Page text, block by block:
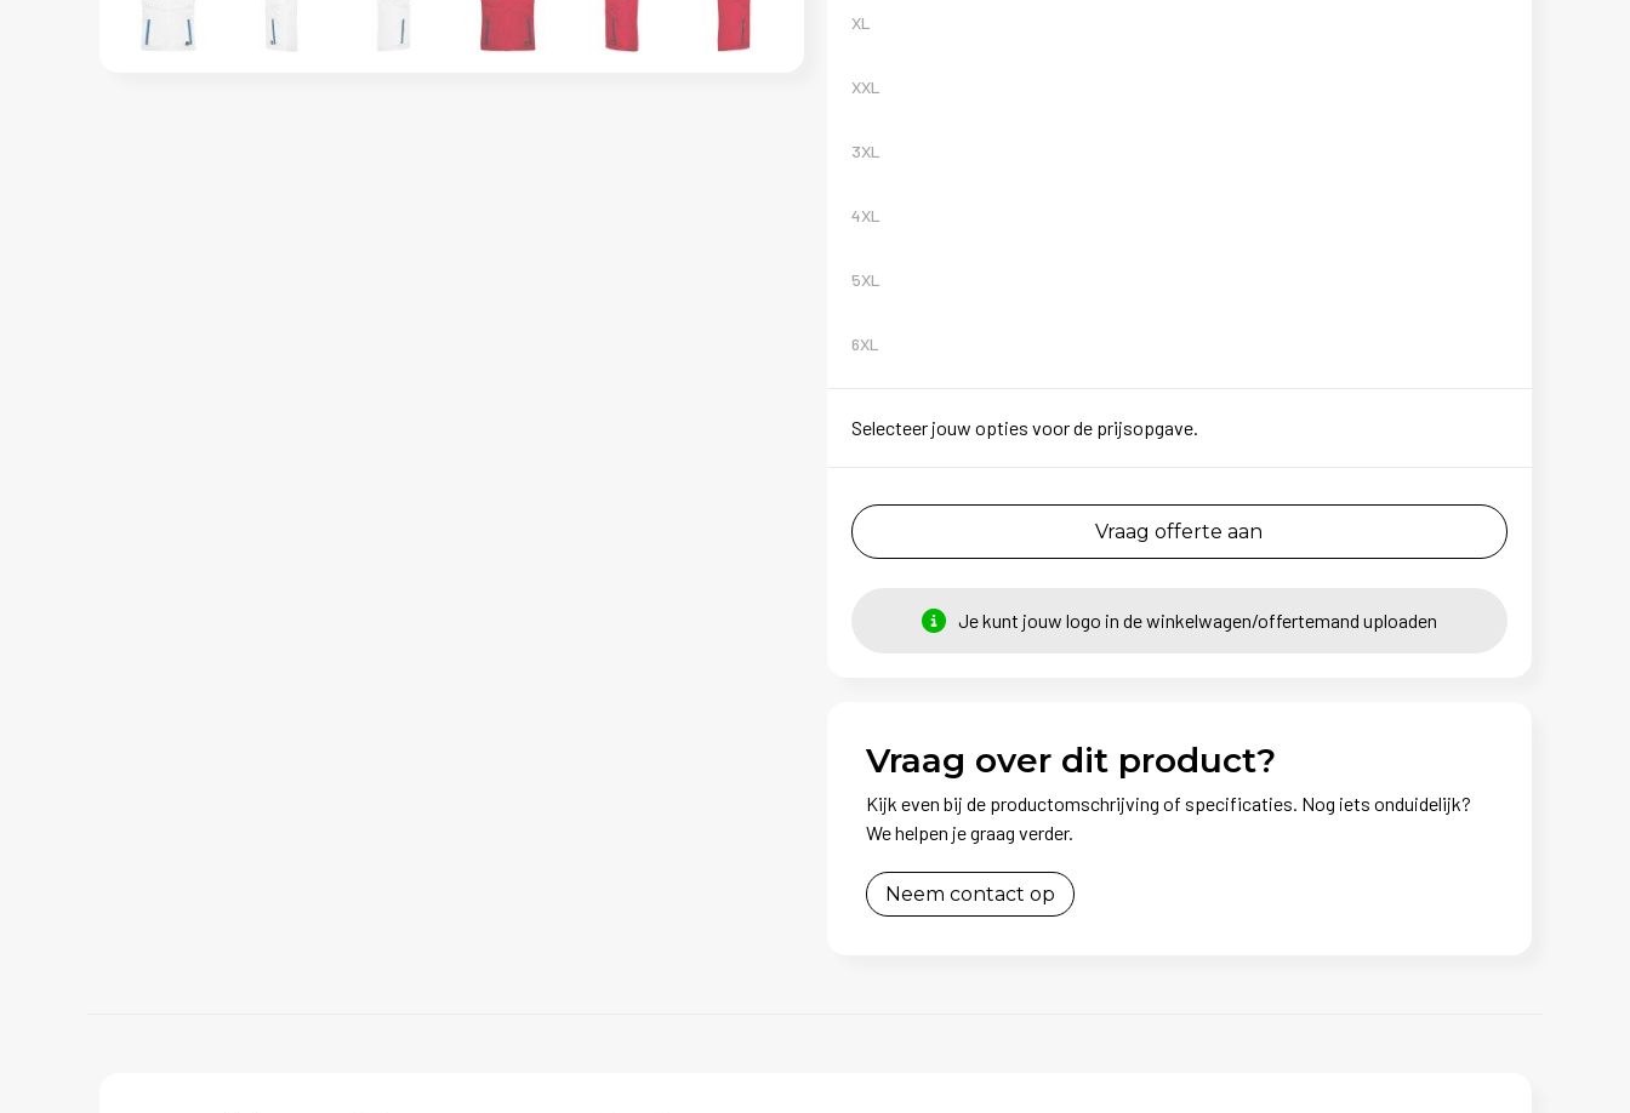
XL
XXL
3XL
4XL
5XL
6XL
Selecteer jouw opties voor de prijsopgave.
Vraag offerte aan
Je kunt jouw logo in de winkelwagen/offertemand uploaden
Vraag over dit product?
Kijk even bij de productomschrijving of specificaties. Nog iets onduidelijk?
We helpen je graag verder.
Neem contact op